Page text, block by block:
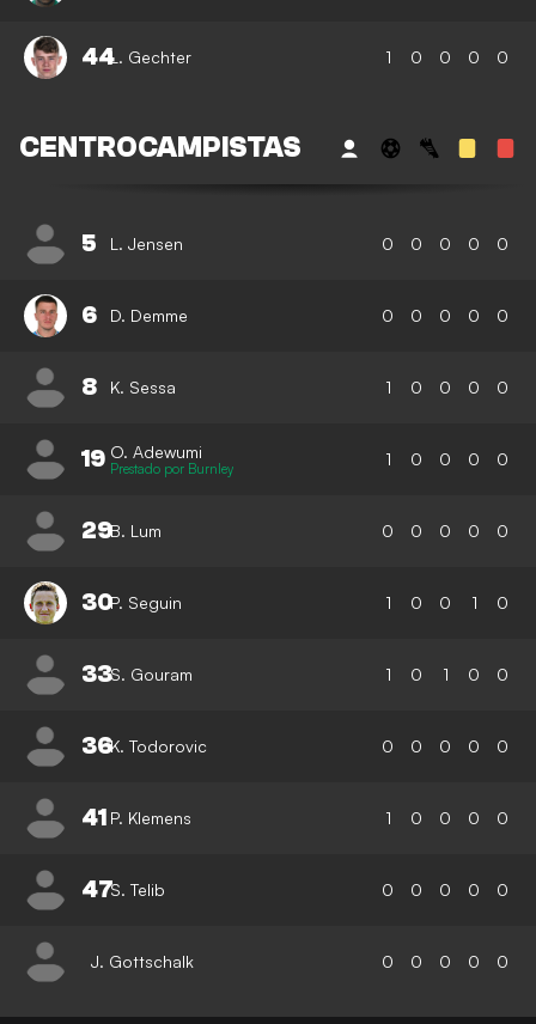
44L. Gechter 1 0 0 0 0
CENTROCAMPISTAS
5 L. Jensen 0 0 0 0 0
6 D. Demme 0 0 0 0 0
8 K. Sessa 1 0 0 0 0
19 O. Adewumi
Prestado por Burnley 1 0 0 0 0
29B. Lum 0 0 0 0 0
30P. Seguin 1 0 0 1 0
33S. Gouram 1 0 1 0 0
36K. Todorovic 0 0 0 0 0
41 P. Klemens 1 0 0 0 0
47S. Telib 0 0 0 0 0
J. Gottschalk 0 0 0 0 0